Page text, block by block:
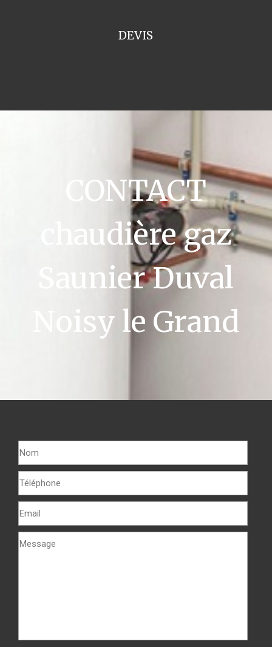
DEVIS
CONTACT
chaudière gaz
Saunier Duval
Noisy le Grand